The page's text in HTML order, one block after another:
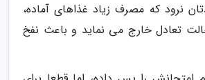
نرود که مصرف زیاد غذاهای آماده،
حالت تعادل خارج می نماید و باعث نفخ